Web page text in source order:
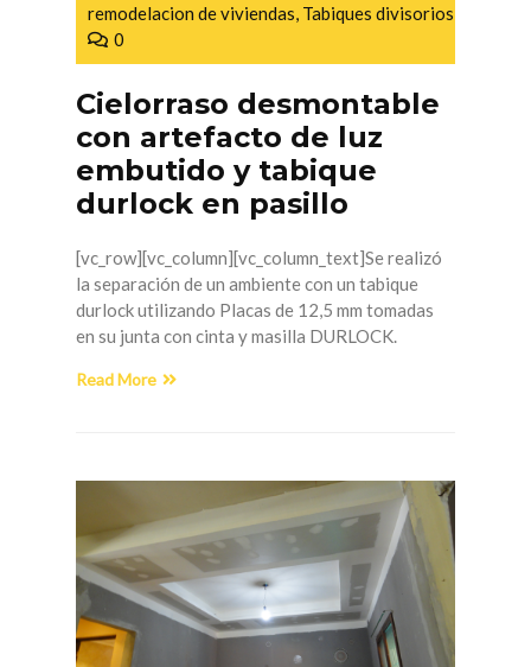
remodelacion de viviendas, Tabiques divisorios
0
Cielorraso desmontable
con artefacto de luz
embutido y tabique
durlock en pasillo
[vc_row][vc_column][vc_column_text]Se realizó
la separación de un ambiente con un tabique
durlock utilizando Placas de 12,5 mm tomadas
en su junta con cinta y masilla DURLOCK.
Read More